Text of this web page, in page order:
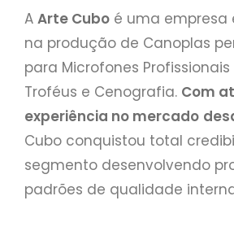
A Arte Cubo é uma empresa
na produção de Canoplas
para Microfones
Troféus e Cenografia. Com
experiência no mercado
Cubo conquistou total
segmento desenvolvendo
padrões de qualidade